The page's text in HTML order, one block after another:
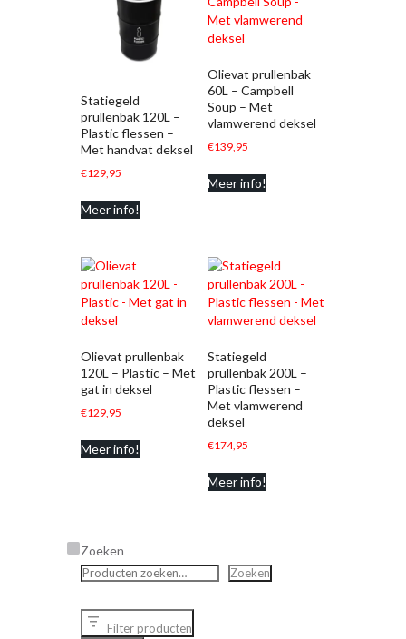
Statiegeld
prullenbak 120L –
Plastic flessen –
Met handvat deksel
€129,95
Meer info!
Olievat prullenbak
60L – Campbell
Soup – Met
vlamwerend deksel
€139,95
Meer info!
Olievat prullenbak
120L – Plastic – Met
gat in deksel
€129,95
Meer info!
Statiegeld
prullenbak 200L –
Plastic flessen –
Met vlamwerend
deksel
€174,95
Meer info!
Zoeken
Zoeken
Filter producten